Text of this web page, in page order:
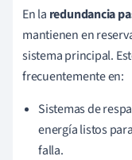
En la redundancia
mantienen en
sistema principal.
frecuentemente en:
Sistemas de
energía listos
falla.